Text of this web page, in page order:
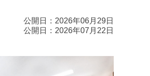
公開日：2026年06月29日
公開日：2026年07月22日